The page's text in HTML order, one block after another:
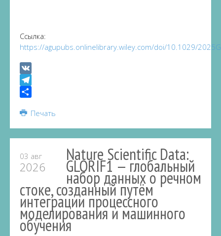
Ссылка:
https://agupubs.onlinelibrary.wiley.com/doi/10.1029/
VK
Telegram
Печать
03 авг
2026
Nature Scientific Data:
GLORIF1 — глобальный
набор данных о речном
стоке, созданный путём
интеграции процессного
моделирования и машинного
обучения